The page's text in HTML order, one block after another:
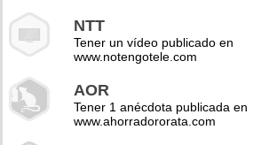
NTT
Tener un vídeo publicado en
www.notengotele.com
AOR
Tener 1 anécdota publicada en
www.ahorradororata.com